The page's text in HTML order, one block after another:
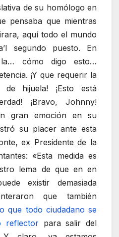
de su homólogo en
pensaba que mientras
aquí todo el mundo
segundo puesto. En
la… cómo digo esto…
¡Y que requerir la
de hijuela! ¡Esto está
¡Bravo, Johnny!
gran emoción en su
su placer ante esta
ex Presidente de la
«Esta medida es
lema de que en en
existir demasiada
que también
que todo ciudadano se
reflector para salir del